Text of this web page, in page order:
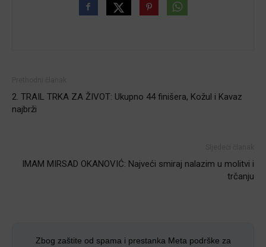
2. TRAIL TRKA ZA ŽIVOT: Ukupno 44 finišera, Kožul i Kavaz
najbrži
IMAM MIRSAD OKANOVIĆ: Najveći smiraj nalazim u molitvi i
trčanju
Zbog zaštite od spama i prestanka Meta podrške za